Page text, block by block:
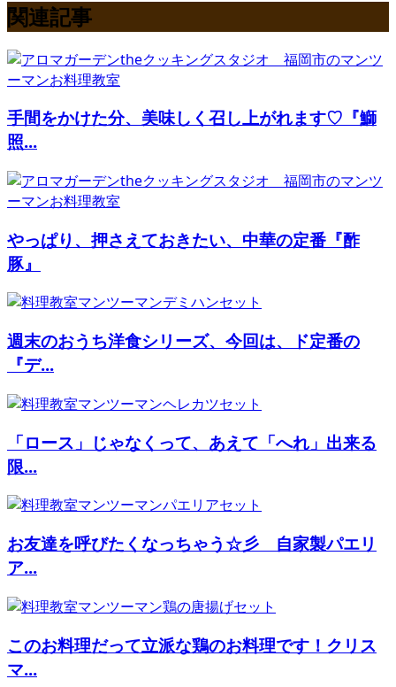
関連記事
手間をかけた分、美味しく召し上がれます♡『鰤
照...
やっぱり、押さえておきたい、中華の定番『酢
豚』
週末のおうち洋食シリーズ、今回は、ド定番の
『デ...
「ロース」じゃなくって、あえて「へれ」出来る
限...
お友達を呼びたくなっちゃう☆彡 自家製パエリ
ア...
このお料理だって立派な鶏のお料理です！クリス
マ...